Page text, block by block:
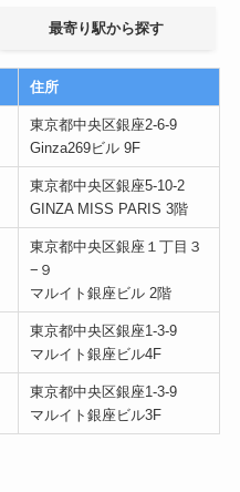
最寄り駅から探す
住所
東京都中央区銀座2-6-9
Ginza269ビル 9F
東京都中央区銀座5-10-2
GINZA MISS PARIS 3階
東京都中央区銀座１丁目３
−９
マルイト銀座ビル 2階
東京都中央区銀座1-3-9
マルイト銀座ビル4F
東京都中央区銀座1-3-9
マルイト銀座ビル3F